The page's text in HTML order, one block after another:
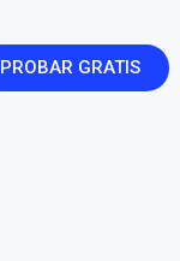
PROBAR GRATIS